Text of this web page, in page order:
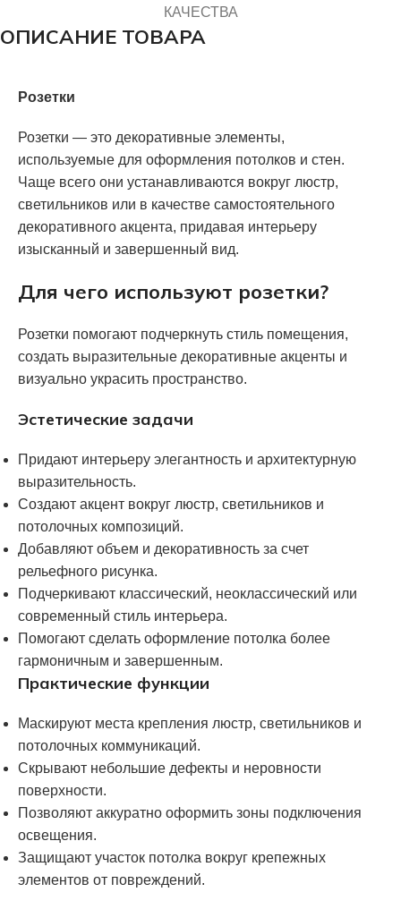
КАЧЕСТВА
ОПИСАНИЕ ТОВАРА
Розетки
Розетки — это декоративные элементы,
используемые для оформления потолков и стен.
Чаще всего они устанавливаются вокруг люстр,
светильников или в качестве самостоятельного
декоративного акцента, придавая интерьеру
изысканный и завершенный вид.
Для чего используют розетки?
Розетки помогают подчеркнуть стиль помещения,
создать выразительные декоративные акценты и
визуально украсить пространство.
Эстетические задачи
Придают интерьеру элегантность и архитектурную
выразительность.
Создают акцент вокруг люстр, светильников и
потолочных композиций.
Добавляют объем и декоративность за счет
рельефного рисунка.
Подчеркивают классический, неоклассический или
современный стиль интерьера.
Помогают сделать оформление потолка более
гармоничным и завершенным.
Практические функции
Маскируют места крепления люстр, светильников и
потолочных коммуникаций.
Скрывают небольшие дефекты и неровности
поверхности.
Позволяют аккуратно оформить зоны подключения
освещения.
Защищают участок потолка вокруг крепежных
элементов от повреждений.